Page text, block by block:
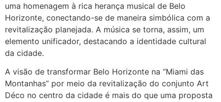
uma homenagem à rica herança musical de Belo
Horizonte, conectando-se de maneira simbólica com a
revitalização planejada. A música se torna, assim, um
elemento unificador, destacando a identidade cultural
da cidade.
A visão de transformar Belo Horizonte na “Miami das
Montanhas” por meio da revitalização do conjunto Art
Déco no centro da cidade é mais do que uma proposta